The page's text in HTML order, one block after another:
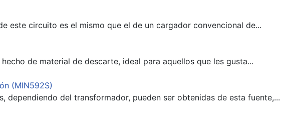
este circuito es el mismo que el de un cargador convencional de...
de material de descarte, ideal para aquellos que les gusta...
(MIN592S)
del transformador, pueden ser obtenidas de esta fuente,...